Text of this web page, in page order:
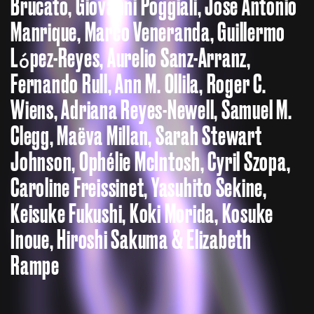
Brucato, Giovanni Poggiali, Jose Antonio
Manrique, Marco Veneranda, Guillermo
López-Reyes, Aurelio Sanz-Arranz,
Fernando Rull, Ann M. Ollila, Roger C.
Wiens, Adriana Reyes-Newell, Samuel M.
Clegg, Maëva Millan, Sarah Stewart
Johnson, Ophélie McIntosh, Cyril Szopa,
Caroline Freissinet, Yasuhito Sekine,
Keisuke Fukushi, Koki Morida, Kosuke
Inoue, Hiroshi Sakuma & Elizabeth
Rampe